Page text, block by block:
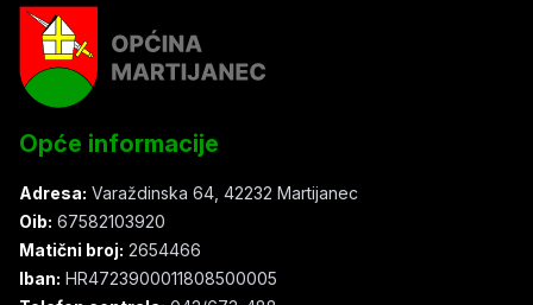
Opće informacije
Adresa: Varaždinska 64, 42232 Martijanec
Oib: 67582103920
Matični broj: 2654466
Iban: HR4723900011808500005